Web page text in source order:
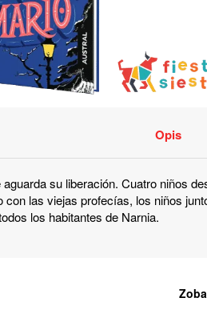
Opis
su liberación. Cuatro niños
las viejas profecías, los niños
los habitantes de Narnia.